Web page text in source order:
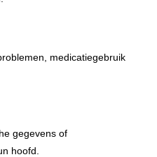
medicatiegebruik
gegevens of
hoofd.